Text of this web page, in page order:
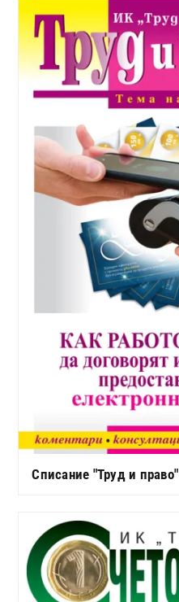
Списание "Труд и право"